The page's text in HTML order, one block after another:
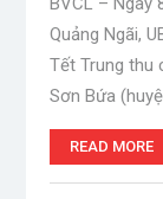
Quảng Ngãi,
Tết Trung thu
Sơn Bứa
READ MORE